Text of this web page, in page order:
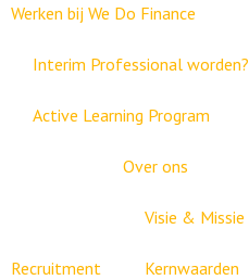
Werken bij We Do Finance
Interim Professional worden?
Active Learning Program
Recruitment
Over ons
Visie & Missie
Kernwaarden